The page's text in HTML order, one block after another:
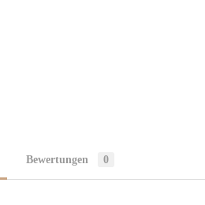
Bewertungen 0